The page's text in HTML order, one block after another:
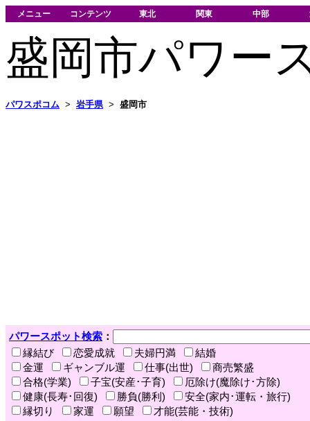
メニュー コンテンツ 東北 関東 中部
盛岡市パワー
パワスポコム > 岩手県 > 盛岡市
パワースポット検索 ：
縁結び
恋愛成就 夫婦円満
結婚
金運
ギャンブル運 仕事(出世)
商売繁盛
合格(学業)
子宝(安産･子育)
厄除け(魔除け･方除)
健康(長寿･回復)
勝負(勝利)
安全(家内･運転・旅行)
縁切り
家運 願望 才能(芸能・技術)